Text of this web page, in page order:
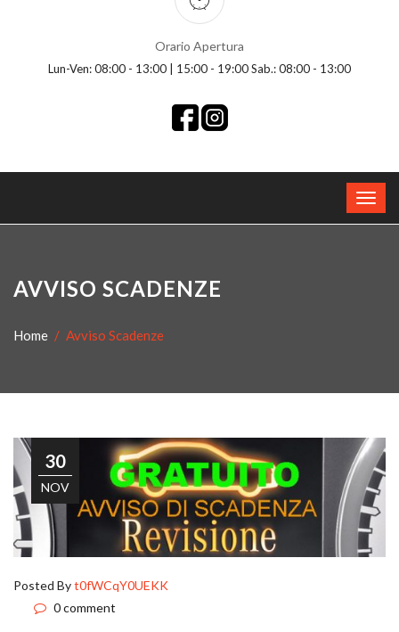
Orario Apertura
Lun-Ven: 08:00 - 13:00 | 15:00 - 19:00 Sab.: 08:00 - 13:00
AVVISO SCADENZE
Home Avviso Scadenze
30
NOV
Posted Byt0fWCqY0UEKK
0 comment